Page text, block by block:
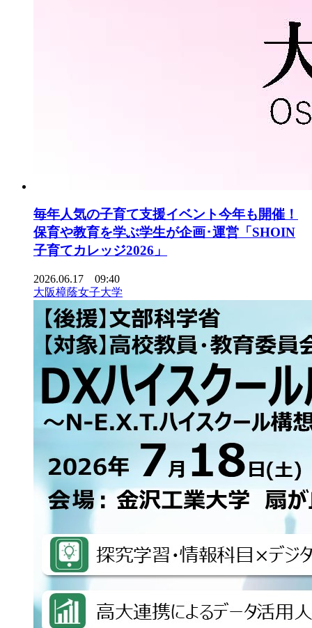
毎年人気の子育て支援イベント今年も開催！
保育や教育を学ぶ学生が企画･運営「SHOIN
子育てカレッジ2026」
2026.06.17 09:40
大阪樟蔭女子大学